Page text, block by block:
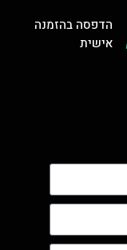
הדפסה בהזמנה
אישית